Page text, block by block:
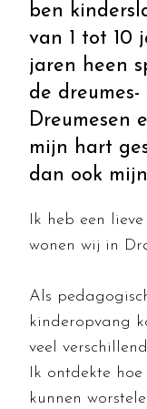
ben
van 1 tot 10
jaren heen
de
Dreumesen
mijn hart
dan ook
Ik heb een
wonen wij in
Als
kinderopvang
veel
Ik ontdekte
kunnen